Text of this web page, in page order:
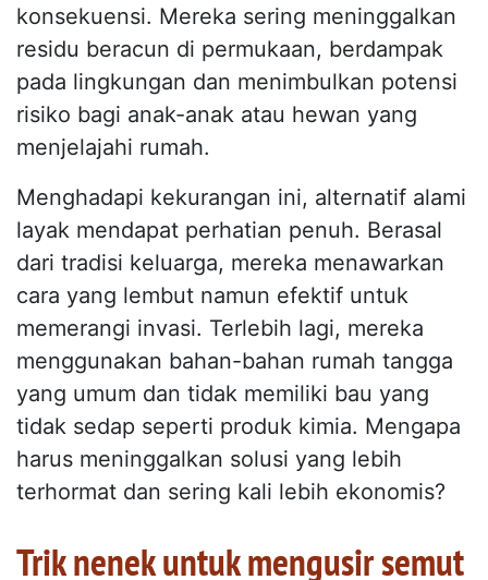
konsekuensi. Mereka sering meninggalkan
residu beracun di permukaan, berdampak
pada lingkungan dan menimbulkan potensi
risiko bagi anak-anak atau hewan yang
menjelajahi rumah.
Menghadapi kekurangan ini, alternatif alami
layak mendapat perhatian penuh. Berasal
dari tradisi keluarga, mereka menawarkan
cara yang lembut namun efektif untuk
memerangi invasi. Terlebih lagi, mereka
menggunakan bahan-bahan rumah tangga
yang umum dan tidak memiliki bau yang
tidak sedap seperti produk kimia. Mengapa
harus meninggalkan solusi yang lebih
terhormat dan sering kali lebih ekonomis?
Trik nenek untuk mengusir semut